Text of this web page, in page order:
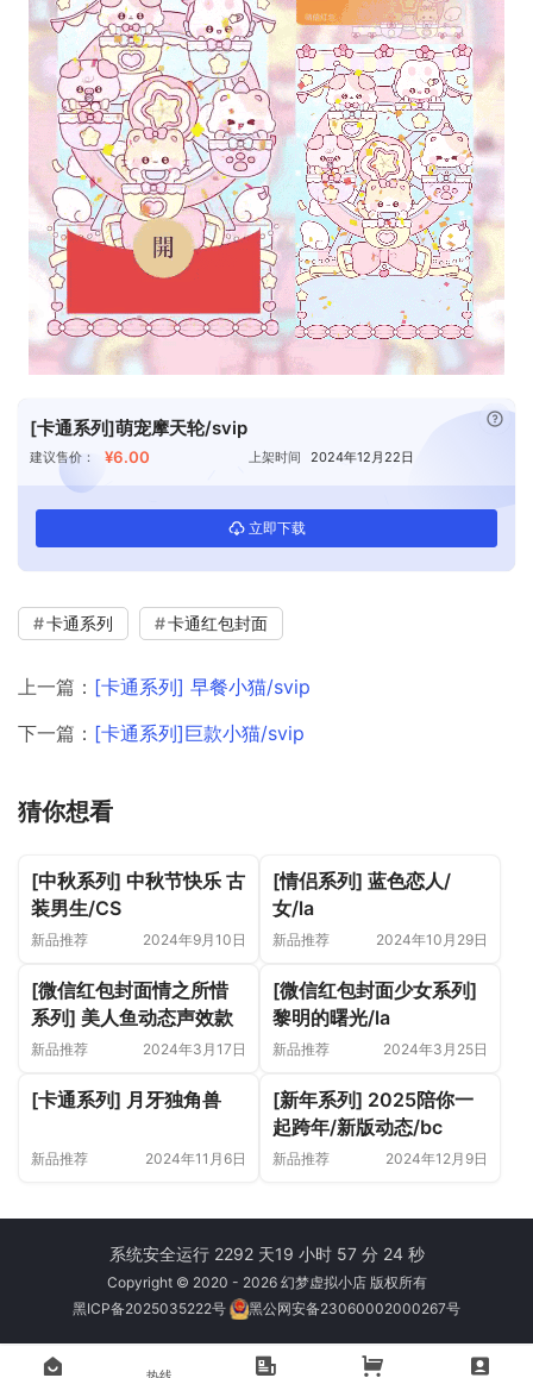
[卡通系列]萌宠摩天轮/svip
建议售价： ¥6.00 上架时间 2024年12月22日
立即下载
已
卡通系列 卡通红包封面
上一篇： [卡通系列] 早餐小猫/svip
下一篇： [卡通系列]巨款小猫/svip
猜你想看
[中秋系列] 中秋节快乐 古
装男生/CS
新品推荐 2024年9月10日
[情侣系列] 蓝色恋人/
女/la
新品推荐 2024年10月29日
[微信红包封面情之所惜
系列] 美人鱼动态声效款
新品推荐 2024年3月17日
[微信红包封面少女系列]
黎明的曙光/la
新品推荐 2024年3月25日
[卡通系列] 月牙独角兽
新品推荐 2024年11月6日
[新年系列] 2025陪你一
起跨年/新版动态/bc
新品推荐 2024年12月9日
系统安全运行 2292 天19 小时 57 分 24 秒
Copyright © 2020 - 2026 幻梦虚拟小店 版权所有
黑ICP备2025035222号
黑公网安备23060002000267号